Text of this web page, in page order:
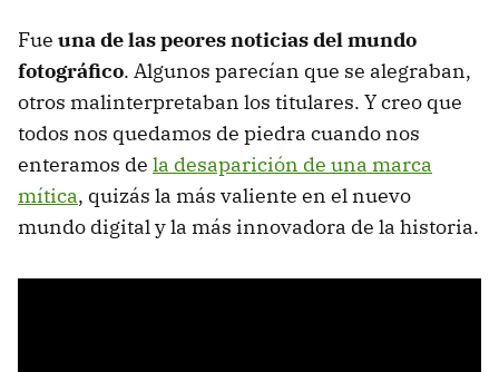
Fue una de las peores noticias del mundo
fotográfico. Algunos parecían que se alegraban,
otros malinterpretaban los titulares. Y creo que
todos nos quedamos de piedra cuando nos
enteramos de la desaparición de una marca
mítica, quizás la más valiente en el nuevo
mundo digital y la más innovadora de la historia.